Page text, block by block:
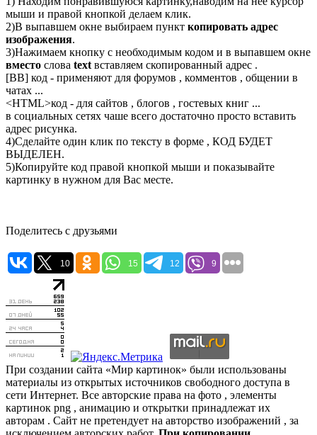
мыши и правой кнопкой делаем клик.
2)В выпавшем окне выбираем пункт копировать адрес
изображения.
3)Нажимаем кнопку с необходимым кодом и в выпавшем окне
вместо слова text вставляем скопированный адрес .
[BB] код - применяют для форумов , комментов , общении в
чатах ...
<HTML>код - для сайтов , блогов , гостевых книг ...
в социальных сетях чаше всего достаточно просто вставить
адрес рисунка.
4)Сделайте один клик по тексту в форме , КОД БУДЕТ
ВЫДЕЛЕН.
5)Копируйте код правой кнопкой мыши и показывайте
картинку в нужном для Вас месте.
Поделитесь с друзьями
10 15 12 9
При создании сайта «Мир картинок» были использованы
материалы из открытых источников свободного доступа в
сети Интернет. Все авторские права на фото , элементы
картинок png , анимацию и открытки принадлежат их
авторам . Сайт не претендует на авторство изображений , за